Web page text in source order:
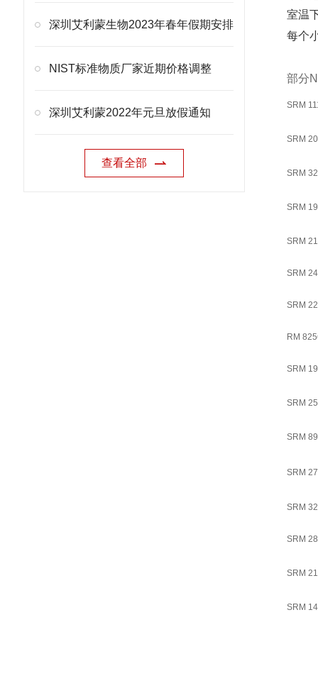
深圳艾利蒙生物2023年春年假期安排
NIST标准物质厂家近期价格调整
深圳艾利蒙2022年元旦放假通知
查看全部
室温
每个
部分
SRM
SRM
SRM
SRM
SRM
SRM
SRM
RM
SRM
SRM
SRM
SRM
SRM
SRM
SRM
SRM